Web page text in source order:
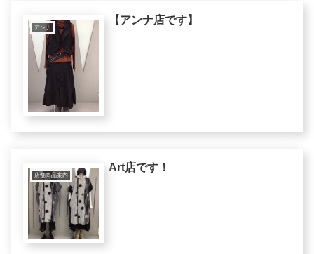
アンナ
【アンナ店です】
店舗商品案内
Art店です！